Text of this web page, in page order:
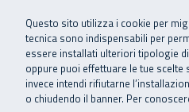
Vai al menu principale
Vai al contenuto principale
Vai al Footer
SuperAbile - il Contact Center
Home
Questo sito utilizza i cookie per
tecnica sono indispensabili per
essere installati ulteriori tipologie di
oppure puoi effettuare le tue scelte
invece intendi rifiutarne
o chiudendo il banner. Per